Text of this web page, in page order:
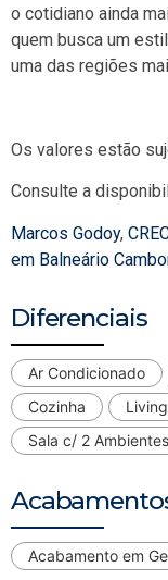
o cotidiano ainda
quem busca um
uma das regiões
Os valores estão
Consulte a
Marcos Godoy,
em Balneário
Diferenciais
Ar Condicionado
Cozinha
Living
Sala c/ 2 Ambientes
Acabamento em